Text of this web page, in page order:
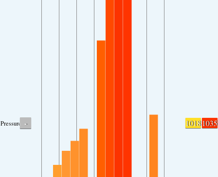
Pressure - 10181035